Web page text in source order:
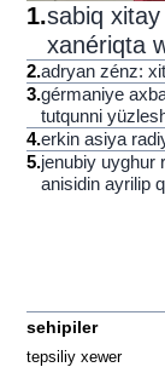
1.sabiq
xanériqta
2.adryan zénz:
3.gérmaniye
tutqunni
4.erkin asiya
5.jenubiy uyghur
anisidin ayrilip
sehipiler
tepsiliy xewer